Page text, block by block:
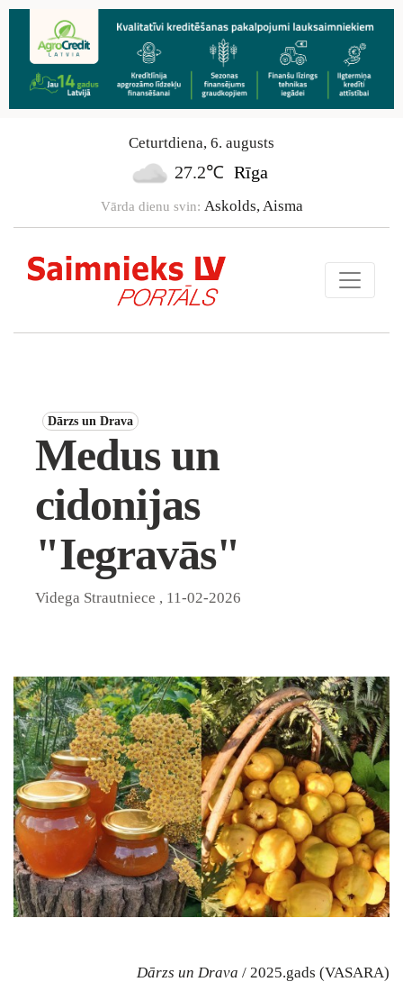
Ceturtdiena, 6. augusts
27.2℃ Rīga
Vārda dienu svin: Askolds, Aisma
Dārzs un Drava
Medus un
cidonijas
"Iegravās"
Videga Strautniece , 11-02-2026
Dārzs un Drava / 2025.gads (VASARA)